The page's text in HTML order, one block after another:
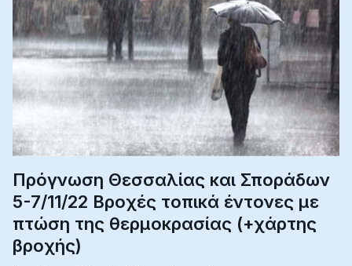
Πρόγνωση Θεσσαλίας και Σποράδων
5-7/11/22 Βροχές τοπικά έντονες με
πτώση της θερμοκρασίας (+χάρτης
βροχής)